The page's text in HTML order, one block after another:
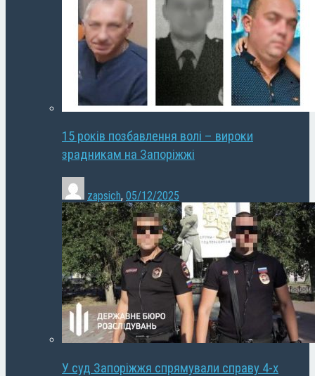
15 років позбавлення волі – вироки
зрадникам на Запоріжжі
zapsich, 05/12/2025
У суд Запоріжжя спрямували справу 4-х